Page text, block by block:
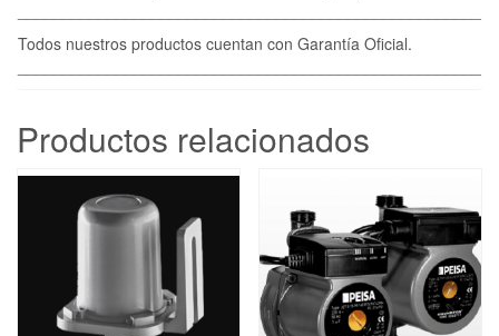
Todos nuestros productos cuentan con Garantía Oficial.
Productos relacionados